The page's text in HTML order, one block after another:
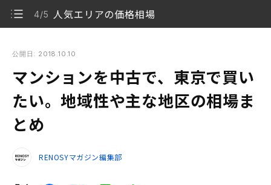
4/5 人気エリアの価格相場
場まとめ
1/5 中古マンション選びのポイント
2/5 東京の地域性
4/5 人気エリアの価格相場
公開日: 2018.10.10
マンションを中古で、東京で買い
たい。地域性や主な地区の相場ま
とめ
RENOSYマガジン編集部